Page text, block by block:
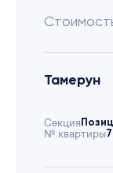
Тамерун
Секция
№ квартиры